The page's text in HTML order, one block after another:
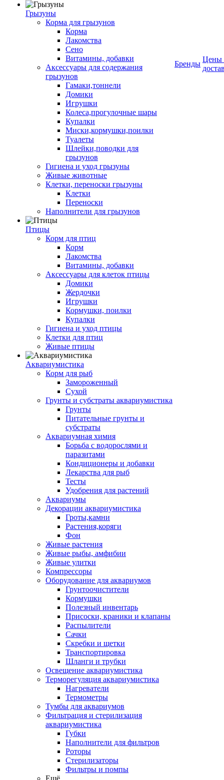
Грызуны
Корма для грызунов
Корма
Лакомства
Сено
Витамины, добавки
Аксессуары для содержания
грызунов
Гамаки,тоннели
Домики
Игрушки
Колеса,прогулочные шары
Купалки
Миски,кормушки,поилки
Туалеты
Шлейки,поводки для
грызунов
Гигиена и уход грызуны
Живые животные
Клетки, переноски грызуны
Клетки
Переноски
Наполнители для грызунов
Птицы
Корм для птиц
Корм
Лакомства
Витамины, добавки
Аксессуары для клеток птицы
Домики
Жердочки
Игрушки
Кормушки, поилки
Купалки
Гигиена и уход птицы
Клетки для птиц
Живые птицы
Аквариумистика
Корм для рыб
Замороженный
Сухой
Грунты и субстраты аквариумистика
Грунты
Питательные грунты и
субстраты
Аквариумная химия
Борьба с водорослями и
паразитами
Кондиционеры и добавки
Лекарства для рыб
Тесты
Удобрения для растений
Аквариумы
Декорации аквариумистика
Гроты,камни
Растения,коряги
Фон
Живые растения
Живые рыбы, амфибии
Живые улитки
Компрессоры
Оборудование для аквариумов
Грунтоочистители
Кормушки
Полезный инвентарь
Присоски, краники и клапаны
Распылители
Сачки
Скребки и щетки
Транспортировка
Шланги и трубки
Освещение аквариумистика
Терморегуляция аквариумистика
Нагреватели
Термометры
Тумбы для аквариумов
Фильтрация и стерилизация
аквариумистика
Губки
Наполнители для фильтров
Роторы
Стерилизаторы
Фильтры и помпы
Ещё
Бренды
Цены